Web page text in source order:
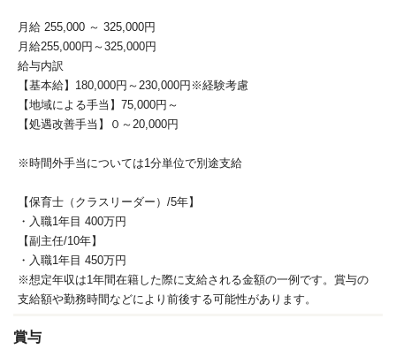
月給 255,000 ～ 325,000円
月給255,000円～325,000円
給与内訳
【基本給】180,000円～230,000円※経験考慮
【地域による手当】75,000円～
【処遇改善手当】０～20,000円
※時間外手当については1分単位で別途支給
【保育士（クラスリーダー）/5年】
・入職1年目 400万円
【副主任/10年】
・入職1年目 450万円
※想定年収は1年間在籍した際に支給される金額の一例です。賞与の
支給額や勤務時間などにより前後する可能性があります。
賞与